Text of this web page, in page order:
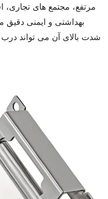
مرتفع، مجتمع های تجاری،
بهداشتی و ایمنی دقیق
شدت بالای آن می تواند